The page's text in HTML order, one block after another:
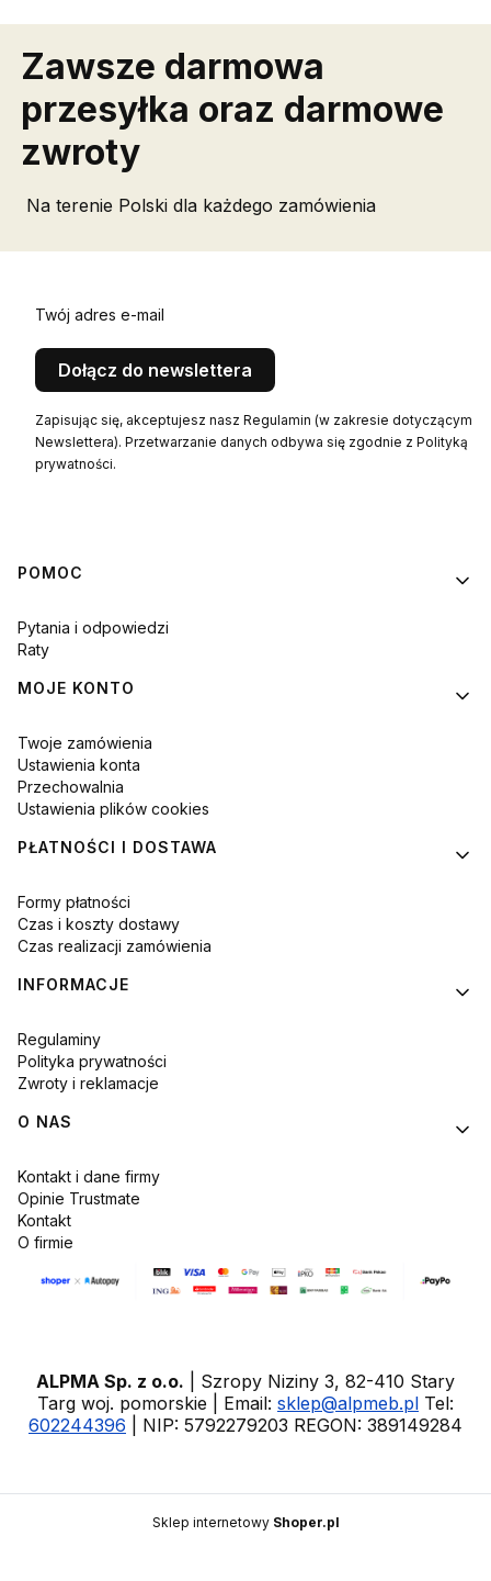
Zawsze darmowa
przesyłka oraz darmowe
zwroty
Na terenie Polski dla każdego zamówienia
Twój adres e-mail
Dołącz do newslettera
Zapisując się, akceptujesz nasz Regulamin (w zakresie dotyczącym
Newslettera). Przetwarzanie danych odbywa się zgodnie z Polityką
prywatności.
Linki w stopce
POMOC
Pytania i odpowiedzi
Raty
MOJE KONTO
Twoje zamówienia
Ustawienia konta
Przechowalnia
Ustawienia plików cookies
PŁATNOŚCI I DOSTAWA
Formy płatności
Czas i koszty dostawy
Czas realizacji zamówienia
INFORMACJE
Regulaminy
Polityka prywatności
Zwroty i reklamacje
O NAS
Kontakt i dane firmy
Opinie Trustmate
Kontakt
O firmie
ALPMA Sp. z o.o. | Szropy Niziny 3, 82-410 Stary
Targ woj. pomorskie | Email: sklep@alpmeb.pl Tel:
602244396 | NIP: 5792279203 REGON: 389149284
Sklep internetowy Shoper.pl